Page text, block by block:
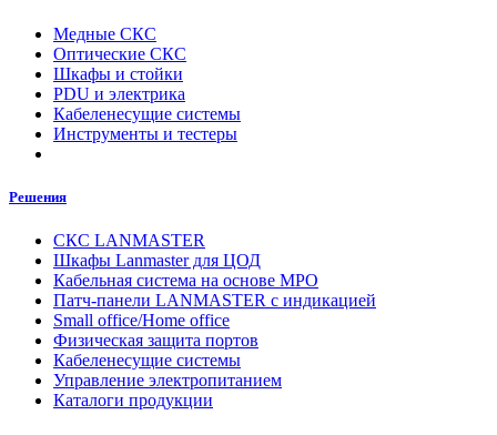
Медные СКС
Оптические СКС
Шкафы и стойки
PDU и электрика
Кабеленесущие системы
Инструменты и тестеры
Решения
СКС LANMASTER
Шкафы Lanmaster для ЦОД
Кабельная система на основе MPO
Патч-панели LANMASTER с индикацией
Small office/Home office
Физическая защита портов
Кабеленесущие системы
Управление электропитанием
Каталоги продукции